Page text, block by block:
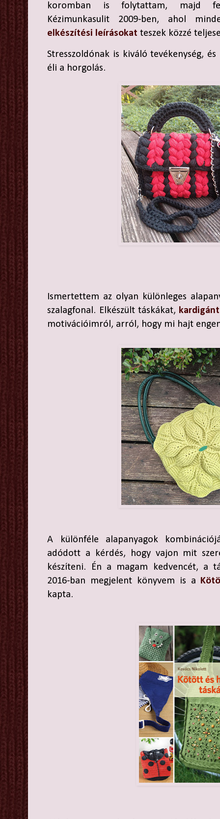
koromban is folytattam, majd
Kézimunkasulit 2009-ben, ahol
elkészítési leírásokat teszek közzé
Stresszoldónak is kiváló tevékenység,
éli a horgolás.
Ismertettem az olyan különleges
szalagfonal. Elkészült táskákat, kardigánt
motivációimról, arról, hogy mi hajt
A különféle alapanyagok
adódott a kérdés, hogy vajon mit
készíteni. Én a magam kedvencét, a
2016-ban megjelent könyvem is a
kapta.